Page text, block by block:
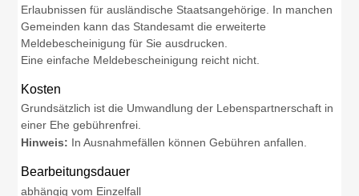
Erlaubnissen für ausländische Staatsangehörige. In manchen
Gemeinden kann das Standesamt die erweiterte
Meldebescheinigung für Sie ausdrucken.
Eine einfache Meldebescheinigung reicht nicht.
Kosten
Grundsätzlich ist die Umwandlung der Lebenspartnerschaft in
einer Ehe gebührenfrei.
Hinweis: In Ausnahmefällen können Gebühren anfallen.
Bearbeitungsdauer
abhängig vom Einzelfall